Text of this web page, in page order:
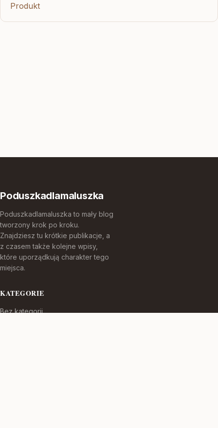
Produkt
Poduszkadlamaluszka
Poduszkadlamaluszka to mały blog
tworzony krok po kroku.
Znajdziesz tu krótkie publikacje, a
z czasem także kolejne wpisy,
które uporządkują charakter tego
miejsca.
KATEGORIE
Bez kategorii